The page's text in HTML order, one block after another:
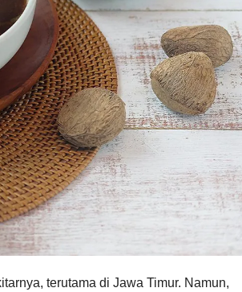
terutama di Jawa Timur. Namun,